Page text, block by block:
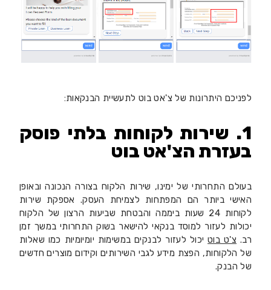
לפניכם היתרונות של צ'אט בוט לתעשיית הבנקאות:
1. שירות לקוחות בלתי פוסק
בעזרת הצ'אט בוט
בעולם התחרותי של ימינו, שירות הלקוח בצורה הנכונה ובאופן
האישי ביותר הם המפתחות לצמיחת העסק. אספקת שירות
לקוחות 24 שעות ביממה והבטחת שביעות הרצון של הלקוח
יכולות לעזור למוסד בנקאי להישאר בשוק התחרותי במשך זמן
רב. צ'ט בוטיכול לעזור לבנקים במשימות יומיומיות כמו שאלות
של הלקוחות, הפצת מידע לגבי השירותים וקידום מוצרים חדשים
של הבנק.